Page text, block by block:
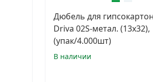
Дюбель для
Driva 02S-метал. (13х32),
(упак/4.000шт)
В наличии